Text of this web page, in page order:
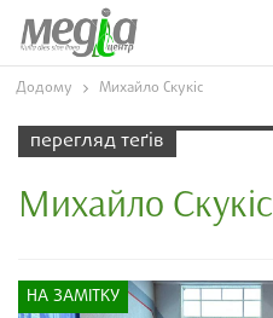
Додому Михайло Скукіс
перегляд теґів
Михайло Скукіс
НА ЗАМІТКУ